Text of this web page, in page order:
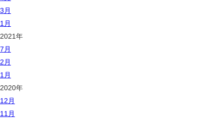
3月
1月
2021年
7月
2月
1月
2020年
12月
11月